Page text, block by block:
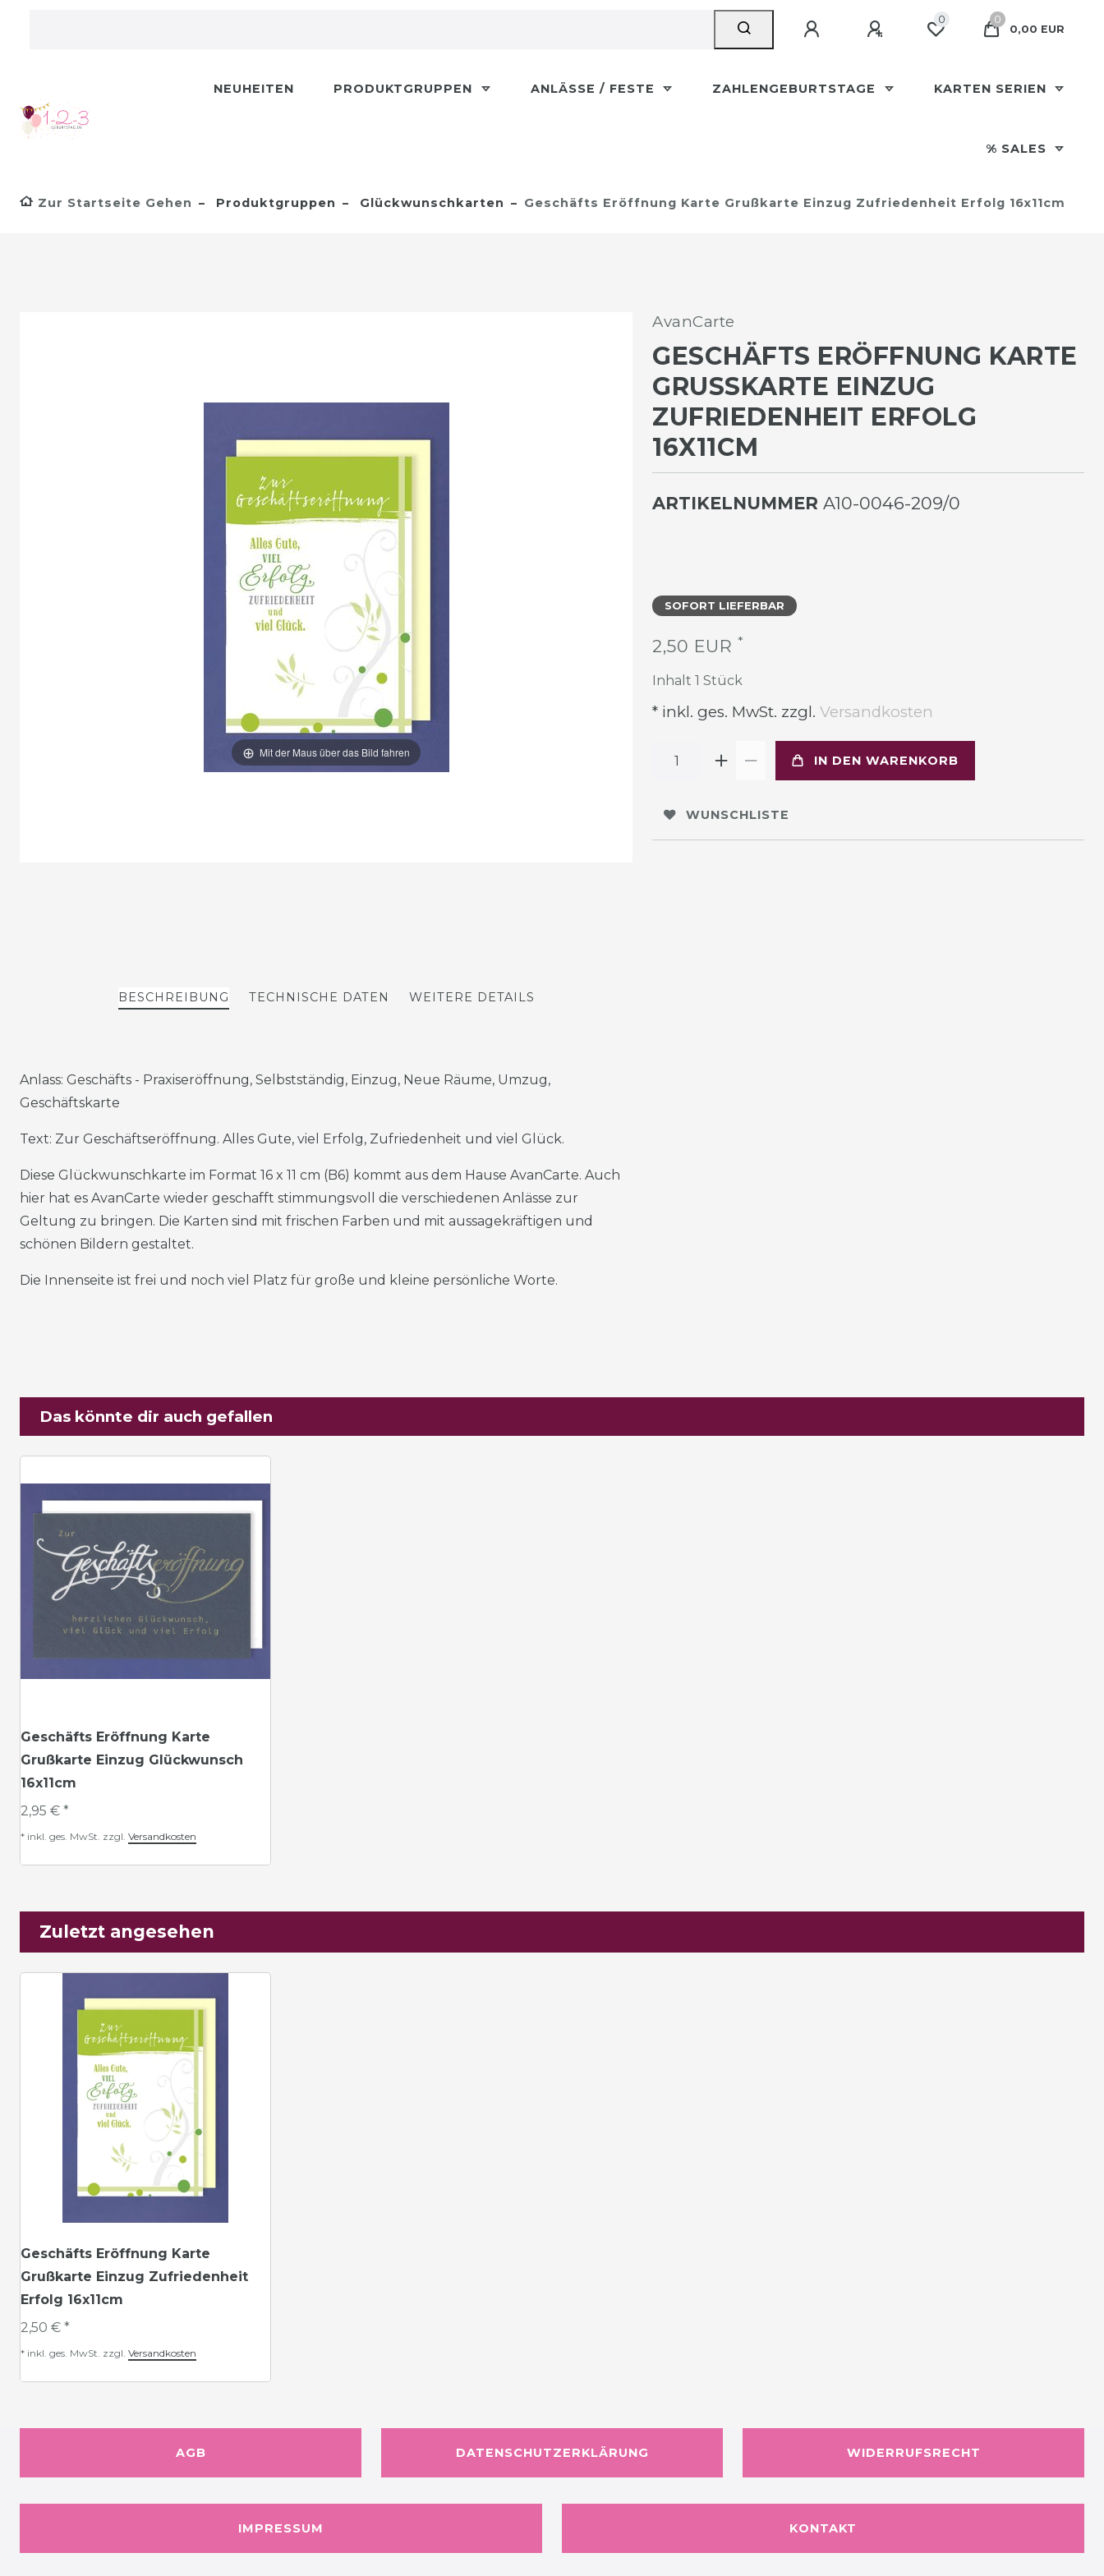
0
0
0,00 EUR
NEUHEITEN PRODUKTGRUPPEN ANLÄSSE / FESTE ZAHLENGEBURTSTAGE KARTEN SERIEN
% SALES
Zur Startseite Gehen Produktgruppen Glückwunschkarten Geschäfts Eröffnung Karte Grußkarte Einzug Zufriedenheit Erfolg 16x11cm
Mit der Maus über das Bild fahren
AvanCarte
GESCHÄFTS ERÖFFNUNG KARTE
GRUSSKARTE EINZUG Z
UFRIEDENHEIT ERFOLG 1
6X11CM
ARTIKELNUMMER A10-0046-209/0
SOFORT LIEFERBAR
2,50 EUR *
Inhalt 1 Stück
* inkl. ges. MwSt. zzgl. Versandkosten
IN DEN WARENKORB
WUNSCHLISTE
BESCHREIBUNG TECHNISCHE DATEN WEITERE DETAILS
Anlass: Geschäfts - Praxiseröffnung, Selbstständig, Einzug, Neue Räume, Umzug,
Geschäftskarte
Text: Zur Geschäftseröffnung. Alles Gute, viel Erfolg, Zufriedenheit und viel Glück.
Diese Glückwunschkarte im Format 16 x 11 cm (B6) kommt aus dem Hause AvanCarte. Auch
hier hat es AvanCarte wieder geschafft stimmungsvoll die verschiedenen Anlässe zur
Geltung zu bringen. Die Karten sind mit frischen Farben und mit aussagekräftigen und
schönen Bildern gestaltet.
Die Innenseite ist frei und noch viel Platz für große und kleine persönliche Worte.
Das könnte dir auch gefallen
Geschäfts Eröffnung Karte
Grußkarte Einzug Glückwunsch
16x11cm
2,95 € *
* inkl. ges. MwSt. zzgl. Versandkosten
Zuletzt angesehen
Geschäfts Eröffnung Karte
Grußkarte Einzug Zufriedenheit
Erfolg 16x11cm
2,50 € *
* inkl. ges. MwSt. zzgl. Versandkosten
AGB DATENSCHUTZERKLÄRUNG WIDERRUFSRECHT
IMPRESSUM KONTAKT